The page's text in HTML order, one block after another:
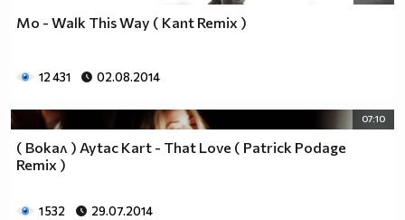
Mo - Walk This Way ( Kant Remix )
12 431 02.08.2014
07:10
( Вокал ) Aytac Kart - That Love ( Patrick Podage
Remix )
1 532 29.07.2014